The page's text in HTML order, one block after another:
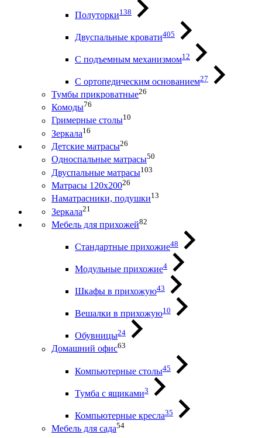
Полуторки138
Двуспальные кровати405
С подъемным механизмом12
С ортопедическим основанием27
Тумбы прикроватные26
Комоды76
Гримерные столы10
Зеркала16
Детские матрасы26
Односпальные матрасы50
Двуспальные матрасы103
Матрасы 120х20026
Наматрасники, подушки13
Зеркала21
Мебель для прихожей82
Стандартные прихожие48
Модульные прихожие4
Шкафы в прихожую43
Вешалки в прихожую10
Обувницы24
Домашний офис63
Компьютерные столы45
Тумба с ящиками3
Компьютерные кресла35
Мебель для сада54